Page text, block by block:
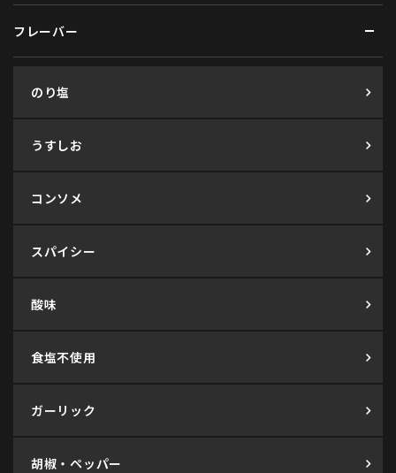
フレーバー
のり塩
うすしお
コンソメ
スパイシー
酸味
食塩不使用
ガーリック
胡椒・ペッパー